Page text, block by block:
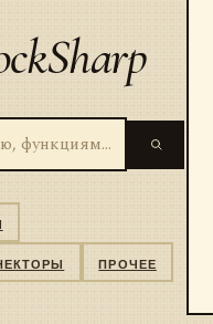
ПРОЧЕЕ